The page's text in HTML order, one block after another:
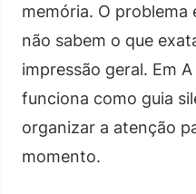
memória. O problema
não sabem o que
impressão geral. Em
funciona como guia
organizar a atenção
momento.